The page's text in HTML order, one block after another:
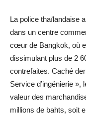
La police thaïlandaise
dans un centre
cœur de Bangkok, où
dissimulant plus de 2
contrefaites. Caché
Service d’ingénierie
valeur des
millions de bahts, soit